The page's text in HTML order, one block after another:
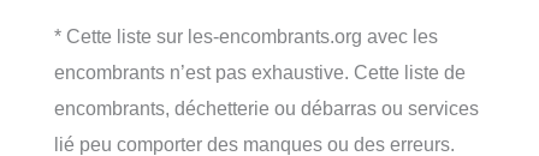
* Cette liste sur les-encombrants.org avec les
encombrants n’est pas exhaustive. Cette liste de
encombrants, déchetterie ou débarras ou services
lié peu comporter des manques ou des erreurs.